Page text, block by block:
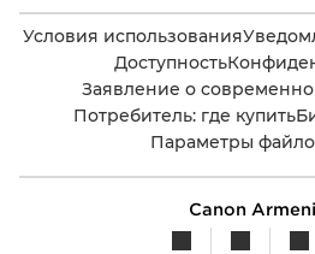
Условия использования
Доступность
Заявление о
Потребитель: где купить
Параметры
Canon